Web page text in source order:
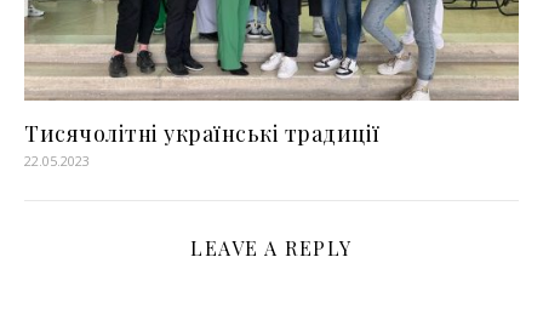
Тисячолітні українські традиції
22.05.2023
LEAVE A REPLY